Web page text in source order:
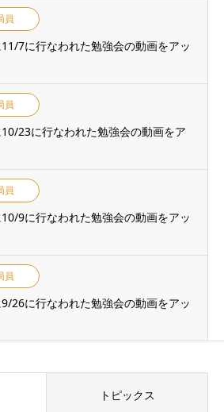
員
7に行なわれた勉強会の動画をアッ
員
23に行なわれた勉強会の動画をア
員
9に行なわれた勉強会の動画をアッ
員
26に行なわれた勉強会の動画をアッ
トピックス